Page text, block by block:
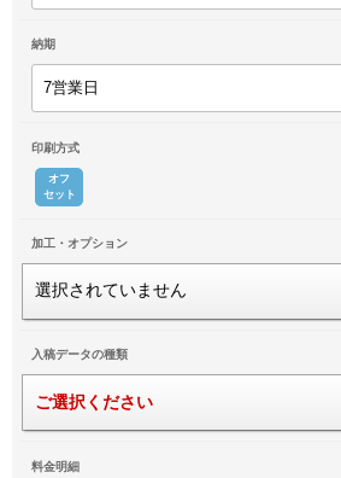
納期
印刷方式
オフ
セット
加工・オプション
選択されていません
入稿データの種類
ご選択ください
料金明細